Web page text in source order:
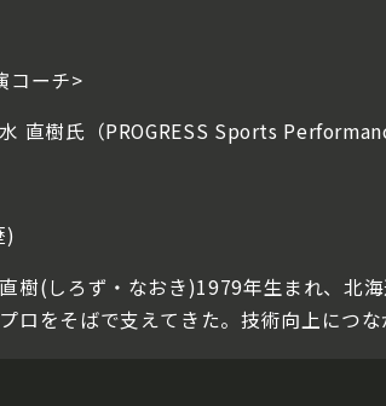
コーチ>
直樹氏（PROGRESS Sports
)
樹(しろず・なおき)1979年生まれ、北
ロをそばで支えてきた。技術向上につ